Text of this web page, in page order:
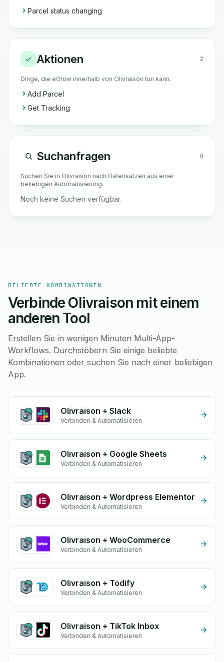
Parcel status changing
Aktionen 2
Dinge, die eGrow innerhalb von Olivraison tun kann.
Add Parcel
Get Tracking
Suchanfragen 0
Suchen Sie in Olivraison nach Datensätzen aus einer
beliebigen Automatisierung.
Noch keine Suchen verfügbar.
BELIEBTE KOMBINATIONEN
Verbinde Olivraison mit einem
anderen Tool
Erstellen Sie in wenigen Minuten Multi-App-
Workflows. Durchstöbern Sie einige beliebte
Kombinationen oder suchen Sie nach einer beliebigen
App.
Olivraison + Slack
Verbinden & Automatisieren
Olivraison + Google Sheets
Verbinden & Automatisieren
Olivraison + Wordpress Elementor
Verbinden & Automatisieren
Olivraison + WooCommerce
Verbinden & Automatisieren
Olivraison + Todify
Verbinden & Automatisieren
Olivraison + TikTok Inbox
Verbinden & Automatisieren